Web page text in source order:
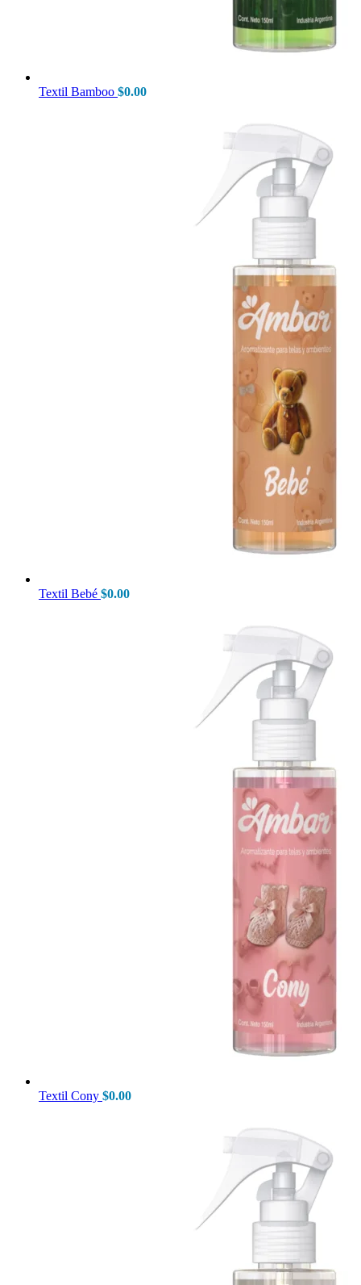
Textil Bamboo $0.00
Textil Bebé $0.00
Textil Cony $0.00